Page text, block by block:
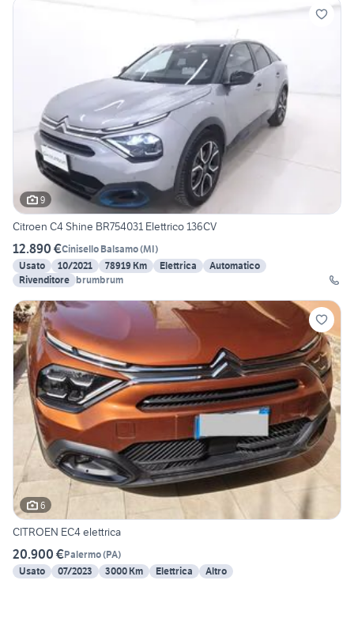
9
Citroen C4 Shine BR754031 Elettrico 136CV
12.890 €Cinisello Balsamo(MI)
Usato
10/2021 78919 Km Elettrica
Automatico
Rivenditore brumbrum
6
CITROEN EC4 elettrica
20.900 €Palermo(PA)
Usato
07/2023 3000 Km Elettrica Altro